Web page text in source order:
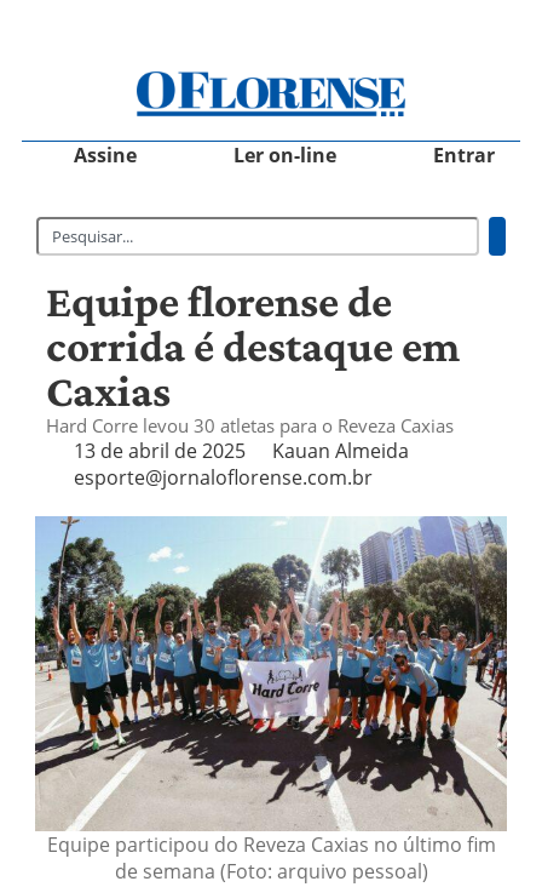
Assine Ler on-line Entrar
Equipe florense de
corrida é destaque em
Caxias
Hard Corre levou 30 atletas para o Reveza Caxias
13 de abril de 2025
Kauan Almeida
esporte@jornaloflorense.com.br
Equipe participou do Reveza Caxias no último fim
de semana (Foto: arquivo pessoal)